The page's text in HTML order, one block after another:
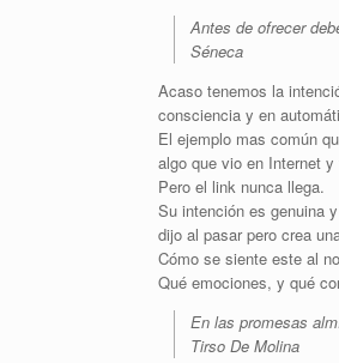
Antes de ofrecer
Séneca
Acaso tenemos la
consciencia y en
El ejemplo mas común
algo que vio en Internet
Pero el link nunca llega.
Su intención es genuina
dijo al pasar pero crea
Cómo se siente este al
Qué emociones, y qué
En las promesas
Tirso De Molina